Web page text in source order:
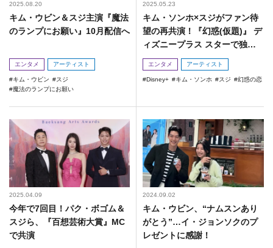
2025.08.20
キム・ウビン＆スジ主演『魔法
のランプにお願い』10月配信へ
エンタメ アーティスト
キム・ウビン
スジ
魔法のランプにお願い
2025.05.23
キム・ソンホ×スジがファン待
望の再共演！『幻惑(仮題)』 デ
ィズニープラス スターで独占
配信決定！
エンタメ アーティスト
Disney+ キム・ソンホ スジ 幻惑の恋
2025.04.09
今年で7回目！パク・ボゴム＆
スジら、『百想芸術大賞』MC
で共演
2024.09.02
キム・ウビン、“ナムスンあり
がとう”…イ・ジョンソクのプ
レゼントに感謝！